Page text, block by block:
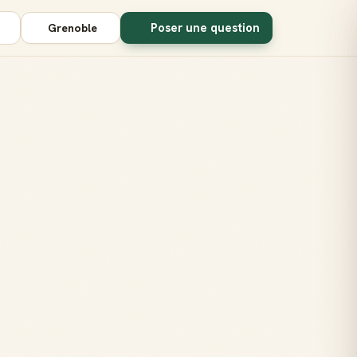
Grenoble Poser une question